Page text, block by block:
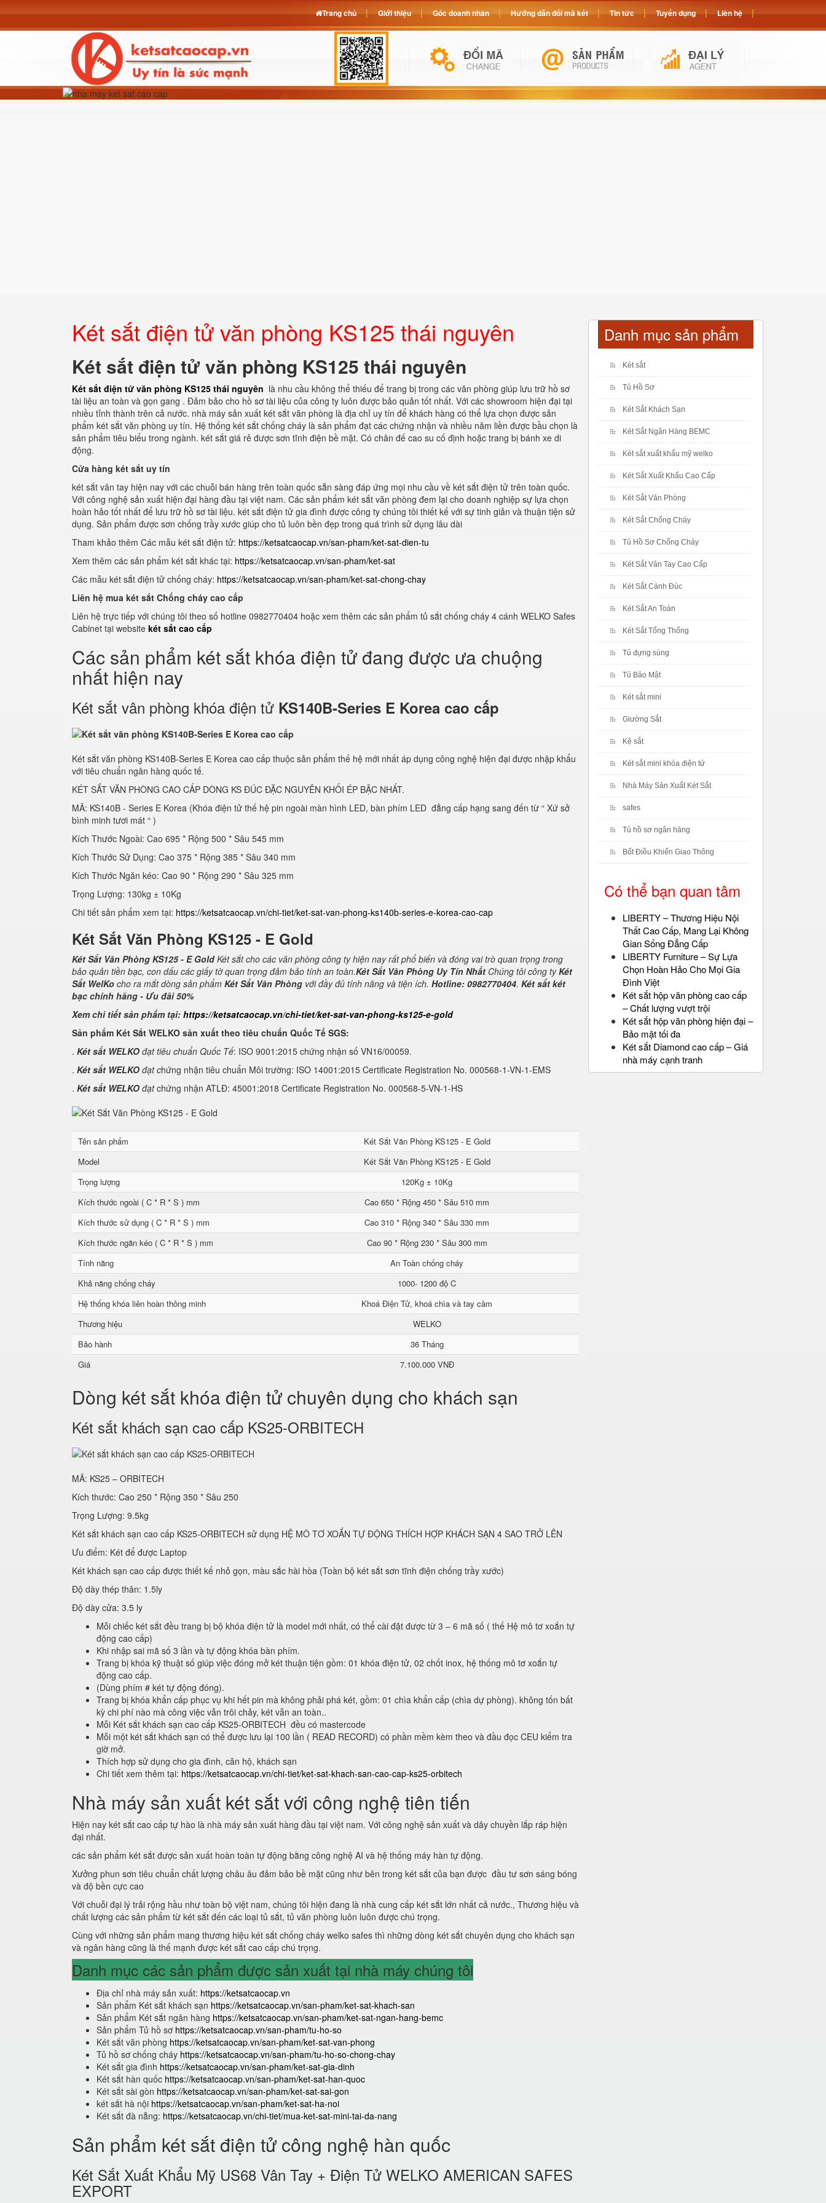
Két sắt điện tử văn phòng KS125 thái nguyên
Két sắt điện tử văn phòng KS125 thái nguyên
Két sắt điện tử văn phòng KS125 thái nguyên là nhu cầu không thể thiếu để trang bị trong các văn phòng giúp lưu trữ hồ sơ
tài liệu an toàn và gọn gang . Đảm bảo cho hồ sơ tài liệu của công ty luôn được bảo quản tốt nhất. Với các showroom hiện đại tại
nhiều tỉnh thành trên cả nước. nhà máy sản xuất két sắt văn phòng là địa chỉ uy tín để khách hàng có thể lựa chọn được sản
phẩm két sắt văn phòng uy tín. Hệ thống két sắt chống cháy là sản phẩm đạt các chứng nhận và nhiều năm liền được bầu chọn là
sản phẩm tiêu biểu trong ngành. két sắt giá rẻ được sơn tĩnh điện bề mặt. Có chân đế cao su cố định hoặc trang bị bánh xe di
động.
Cửa hàng két sắt uy tín
két sắt vân tay hiện nay với các chuỗi bán hàng trên toàn quốc sẵn sàng đáp ứng mọi nhu cầu về két sắt điện tử trên toàn quốc.
Với công nghệ sản xuất hiện đại hàng đầu tại việt nam. Các sản phẩm két sắt văn phòng đem lại cho doanh nghiệp sự lựa chọn
hoàn hảo tốt nhất để lưu trữ hồ sơ tài liệu. két sắt điện tử gia đình được công ty chúng tôi thiết kế với sự tinh giản và thuận tiện sử
dụng. Sản phẩm được sơn chống trầy xước giúp cho tủ luôn bền đẹp trong quá trình sử dụng lâu dài
Tham khảo thêm Các mẫu két sắt điện tử: https://ketsatcaocap.vn/san-pham/ket-sat-dien-tu
Xem thêm các sản phẩm két sắt khác tại: https://ketsatcaocap.vn/san-pham/ket-sat
Các mẫu két sắt điện tử chống cháy: https://ketsatcaocap.vn/san-pham/ket-sat-chong-chay
Liên hệ mua két sắt Chống cháy cao cấp
Liên hệ trực tiếp với chúng tôi theo số hotline 0982770404 hoặc xem thêm các sản phẩm tủ sắt chống cháy 4 cánh WELKO Safes
Cabinet tại website két sắt cao cấp
Các sản phẩm két sắt khóa điện tử đang được ưa chuộng
nhất hiện nay
Két sắt vân phòng khóa điện tử KS140B-Series E Korea cao cấp
Két sắt văn phòng KS140B-Series E Korea cao cấp thuộc sản phẩm thế hệ mới nhất áp dụng công nghệ hiện đại được nhập khẩu
với tiêu chuẩn ngân hàng quốc tế.
KÉT SẮT VĂN PHÒNG CAO CẤP DÒNG KS ĐÚC ĐẶC NGUYÊN KHỐI ÉP BẬC NHẤT.
MÃ: KS140B - Series E Korea (Khóa điện tử thế hệ pin ngoài màn hình LED, bàn phím LED đẳng cấp hạng sang đến từ “ Xứ sở
bình minh tươi mát “ )
Kích Thước Ngoài: Cao 695 * Rộng 500 * Sâu 545 mm
Kích Thước Sử Dụng: Cao 375 * Rộng 385 * Sâu 340 mm
Kích Thước Ngăn kéo: Cao 90 * Rộng 290 * Sâu 325 mm
Trọng Lượng: 130kg ± 10Kg
Chi tiết sản phẩm xem tại: https://ketsatcaocap.vn/chi-tiet/ket-sat-van-phong-ks140b-series-e-korea-cao-cap
Két Sắt Văn Phòng KS125 - E Gold
Két Sắt Văn Phòng KS125 - E GoldKét sắt cho các văn phòng công ty hiện nay rất phổ biến và đóng vai trò quan trọng trong
bảo quản tiền bạc, con dấu các giấy tờ quan trọng đảm bảo tính an toàn.Két Sắt Văn Phòng Uy Tín Nhất Chúng tôi công tyKét
Sắt WelKo cho ra mắt dòng sản phẩm Két Sắt Văn Phòng với đầy đủ tính năng và tiện ích. Hotline: 0982770404. Két sắt két
bạc chính hãng - Ưu đãi 50%
Xem chi tiết sản phẩm tại: https://ketsatcaocap.vn/chi-tiet/ket-sat-van-phong-ks125-e-gold
Sản phẩm Két Sắt WELKO sản xuất theo tiêu chuẩn Quốc Tế SGS:
. Két sắt WELKO đạt tiêu chuẩn Quốc Tế: ISO 9001:2015 chứng nhận số VN16/00059.
. Két sắt WELKO đạt chứng nhận tiêu chuẩn Môi trường: ISO 14001:2015 Certificate Registration No. 000568-1-VN-1-EMS
. Két sắt WELKO đạtchứng nhận ATLĐ: 45001:2018 Certificate Registration No. 000568-5-VN-1-HS
Tên sản phẩm
Két Sắt Văn Phòng KS125 - E Gold
Model
Két Sắt Văn Phòng KS125 - E Gold
Trọng lượng
120Kg ± 10Kg
Kích thước ngoài ( C * R * S ) mm
Cao 650 * Rộng 450 * Sâu 510 mm
Kích thước sử dụng ( C * R * S ) mm
Cao 310 * Rộng 340 * Sâu 330 mm
Kích thước ngăn kéo ( C * R * S ) mm
Cao 90 * Rộng 230 * Sâu 300 mm
Tính năng
An Toàn chống cháy
Khả năng chống cháy
1000- 1200 độ C
Hệ thống khóa liên hoàn thông minh
Khoá Điện Tử, khoá chìa và tay cầm
Thương hiệu
WELKO
Bảo hành
36 Tháng
Giá
7.100.000 VNĐ
Dòng két sắt khóa điện tử chuyên dụng cho khách sạn
Két sắt khách sạn cao cấp KS25-ORBITECH
MÃ: KS25 – ORBITECH
Kích thước: Cao 250 * Rộng 350 * Sâu 250
Trọng Lượng: 9.5kg
Két sắt khách sạn cao cấp KS25-ORBITECH sử dụng HỆ MÔ TƠ XOẮN TỰ ĐỘNG THÍCH HỢP KHÁCH SẠN 4 SAO TRỞ LÊN
Ưu điểm: Két để được Laptop
Két khách sạn cao cấp được thiết kế nhỏ gọn, màu sắc hài hòa (Toàn bộ két sắt sơn tĩnh điện chống trầy xước)
Độ dày thép thân: 1.5ly
Độ dày cửa: 3.5 ly
Mỗi chiếc két sắt đều trang bị bộ khóa điện tử là model mới nhất, có thể cài đặt được từ 3 – 6 mã số ( thế Hệ mô tơ xoắn tự
động cao cấp)
Khi nhập sai mã số 3 lần và tự động khóa bàn phím.
Trang bị khóa kỹ thuật số giúp việc đóng mở két thuận tiện gồm: 01 khóa điện tử, 02 chốt inox, hệ thống mô tơ xoắn tự
động cao cấp.
(Dùng phím # két tự động đóng).
Trang bị khóa khẩn cấp phục vụ khi hết pin mà không phải phá két, gồm: 01 chìa khẩn cấp (chìa dự phòng). không tốn bất
kỳ chi phí nào mà công việc vẫn trôi chảy, két vẫn an toàn..
Mỗi Két sắt khách sạn cao cấp KS25-ORBITECH đều có mastercode
Mỗi một két sắt khách sạn có thể được lưu lại 100 lần ( READ RECORD) có phần mềm kèm theo và đầu đọc CEU kiểm tra
giờ mở.
Thích hợp sử dụng cho gia đình, căn hộ, khách sạn
Chi tiết xem thêm tại: https://ketsatcaocap.vn/chi-tiet/ket-sat-khach-san-cao-cap-ks25-orbitech
Nhà máy sản xuất két sắt với công nghệ tiên tiến
Hiện nay két sắt cao cấp tự hào là nhà máy sản xuất hàng đầu tại việt nam. Với công nghệ sản xuất và dây chuyền lắp ráp hiện
đại nhất.
các sản phẩm két sắt được sản xuất hoàn toàn tự động bằng công nghệ AI và hệ thống máy hàn tự động.
Xưởng phun sơn tiêu chuẩn chất lượng châu âu đảm bảo bề mặt cũng như bên trong két sắt của bạn được đầu tư sơn sáng bóng
và độ bền cực cao
Với chuỗi đại lý trải rộng hầu như toàn bộ việt nam, chúng tôi hiện đang là nhà cung cấp két sắt lớn nhất cả nước., Thương hiệu và
chất lượng các sản phẩm từ két sắt đến các loại tủ sắt, tủ văn phòng luôn luôn được chú trọng.
Cùng với những sản phẩm mang thương hiệu két sắt chống cháy welko safes thì những dòng két sắt chuyên dụng cho khách sạn
và ngân hàng cũng là thế mạnh được két sắt cao cấp chú trọng.
Danh mục các sản phẩm được sản xuất tại nhà máy chúng tôi
Địa chỉ nhà máy sản xuất: https://ketsatcaocap.vn
Sản phẩm Két sắt khách sạn https://ketsatcaocap.vn/san-pham/ket-sat-khach-san
Sản phẩm Két sắt ngân hàng https://ketsatcaocap.vn/san-pham/ket-sat-ngan-hang-bemc
Sản phẩm Tủ hồ sơ https://ketsatcaocap.vn/san-pham/tu-ho-so
Két sắt văn phòng https://ketsatcaocap.vn/san-pham/ket-sat-van-phong
Tủ hồ sơ chống cháy https://ketsatcaocap.vn/san-pham/tu-ho-so-chong-chay
Két sắt gia đình https://ketsatcaocap.vn/san-pham/ket-sat-gia-dinh
Két sắt hàn quốc https://ketsatcaocap.vn/san-pham/ket-sat-han-quoc
Két sắt sài gòn https://ketsatcaocap.vn/san-pham/ket-sat-sai-gon
két sắt hà nội https://ketsatcaocap.vn/san-pham/ket-sat-ha-noi
Két sắt đà nẵng: https://ketsatcaocap.vn/chi-tiet/mua-ket-sat-mini-tai-da-nang
Sản phẩm két sắt điện tử công nghệ hàn quốc
Két Sắt Xuất Khẩu Mỹ US68 Vân Tay + Điện Tử WELKO AMERICAN SAFES
EXPORT
Danh mục sản phẩm
Két sắt
Tủ Hồ Sơ
Két Sắt Khách Sạn
Két Sắt Ngân Hàng BEMC
Két sắt xuất khẩu mỹ welko
Két Sắt Xuất Khẩu Cao Cấp
Két Sắt Văn Phòng
Két Sắt Chống Cháy
Tủ Hồ Sơ Chống Cháy
Két Sắt Vân Tay Cao Cấp
Két Sắt Cánh Đúc
Két Sắt An Toàn
Két Sắt Tổng Thống
Tủ đựng súng
Tủ Bảo Mật
Két sắt mini
Giường Sắt
Kệ sắt
Két sắt mini khóa điện tử
Nhà Máy Sản Xuất Két Sắt
safes
Tủ hồ sơ ngân hàng
Bốt Điều Khiển Giao Thông
Có thể bạn quan tâm
LIBERTY – Thương Hiệu Nội
Thất Cao Cấp, Mang Lại Không
Gian Sống Đẳng Cấp
LIBERTY Furniture – Sự Lựa
Chọn Hoàn Hảo Cho Mọi Gia
Đình Việt
Két sắt hộp văn phòng cao cấp
– Chất lượng vượt trội
Két sắt hộp văn phòng hiện đại –
Bảo mật tối đa
Két sắt Diamond cao cấp – Giá
nhà máy cạnh tranh
Trang chủ Giới thiệu Góc doanh nhân Hướng dẫn đổi mã két Tin tức Tuyển dụng Liên hệ